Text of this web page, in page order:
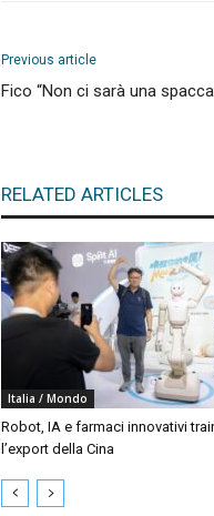
Previous article
Fico “Non ci sarà una
RELATED ARTICLES
Italia / Mondo
Robot, IA e farmaci innovativi
l’export della Cina